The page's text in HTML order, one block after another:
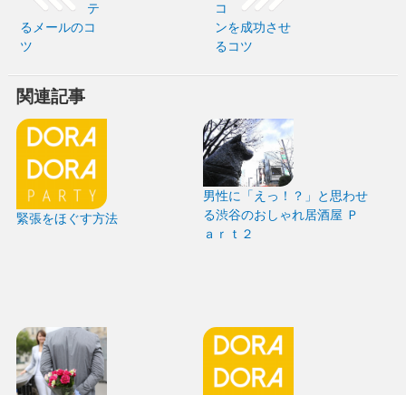
テ
るメールのコ
ツ
コ
ンを成功させ
るコツ
関連記事
緊張をほぐす方法
男性に「えっ！？」と思わせ
る渋谷のおしゃれ居酒屋 Ｐ
ａｒｔ２